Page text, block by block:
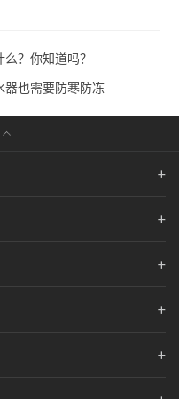
？你知道吗？
器也需要防寒防冻